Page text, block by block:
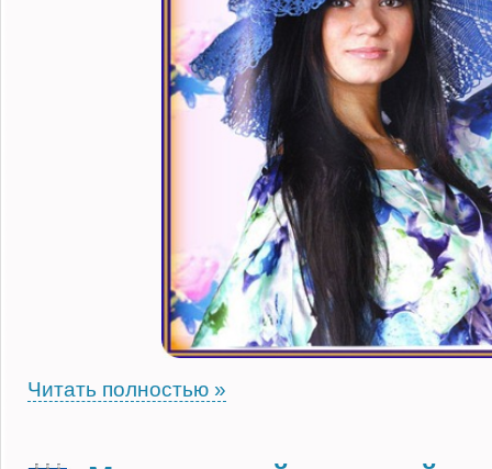
Читать полностью »